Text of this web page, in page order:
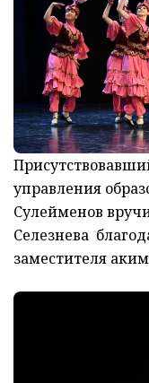
управления
Сулейменов
Селезнева
заместителя